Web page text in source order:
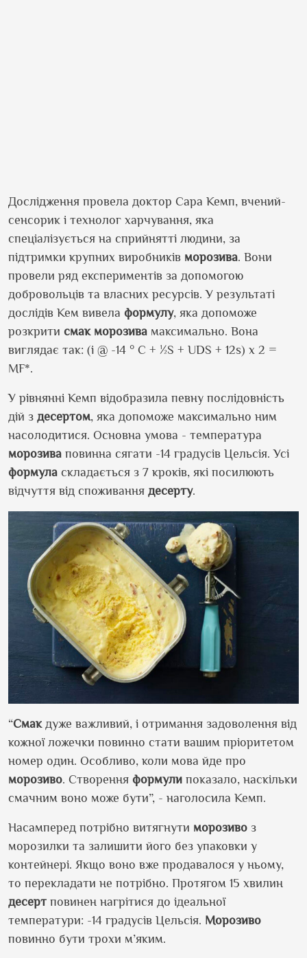
Дослідження провела доктор Сара Кемп, вчений-
сенсорик і технолог харчування, яка
спеціалізується на сприйнятті людини, за
підтримки крупних виробників морозива. Вони
провели ряд експериментів за допомогою
добровольців та власних ресурсів. У результаті
дослідів Кем вивела формулу, яка допоможе
розкрити смак морозива максимально. Вона
виглядає так: (i @ -14 ° C + ½S + UDS + 12s) x 2 =
MF*.
У рівнянні Кемп відобразила певну послідовність
дій з десертом, яка допоможе максимально ним
насолодитися. Основна умова - температура
морозива повинна сягати -14 градусів Цельсія. Усі
формула складається з 7 кроків, які посилюють
відчуття від споживання десерту.
“Смак дуже важливий, і отримання задоволення від
кожної ложечки повинно стати вашим пріоритетом
номер один. Особливо, коли мова йде про
морозиво. Створення формули показало, наскільки
смачним воно може бути”, - наголосила Кемп.
Насамперед потрібно витягнути морозиво з
морозилки та залишити його без упаковки у
контейнері. Якщо воно вже продавалося у ньому,
то перекладати не потрібно. Протягом 15 хвилин
десерт повинен нагрітися до ідеальної
температури: -14 градусів Цельсія. Морозиво
повинно бути трохи м’яким.